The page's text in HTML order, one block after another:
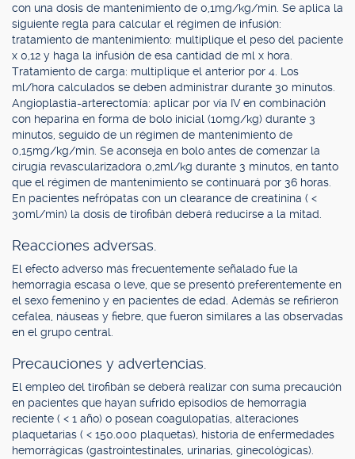
con una dosis de mantenimiento de 0,1mg/kg/min. Se aplica la
siguiente regla para calcular el régimen de infusión:
tratamiento de mantenimiento: multiplique el peso del paciente
x 0,12 y haga la infusión de esa cantidad de ml x hora.
Tratamiento de carga: multiplique el anterior por 4. Los
ml/hora calculados se deben administrar durante 30 minutos.
Angioplastia-arterectomía: aplicar por vía IV en combinación
con heparina en forma de bolo inicial (10mg/kg) durante 3
minutos, seguido de un régimen de mantenimiento de
0,15mg/kg/min. Se aconseja en bolo antes de comenzar la
cirugía revascularizadora 0,2ml/kg durante 3 minutos, en tanto
que el régimen de mantenimiento se continuará por 36 horas.
En pacientes nefrópatas con un clearance de creatinina ( <
30ml/min) la dosis de tirofibán deberá reducirse a la mitad.
Reacciones adversas.
El efecto adverso más frecuentemente señalado fue la
hemorragia escasa o leve, que se presentó preferentemente en
el sexo femenino y en pacientes de edad. Además se refirieron
cefalea, náuseas y fiebre, que fueron similares a las observadas
en el grupo central.
Precauciones y advertencias.
El empleo del tirofibán se deberá realizar con suma precaución
en pacientes que hayan sufrido episodios de hemorragia
reciente ( < 1 año) o posean coagulopatías, alteraciones
plaquetarias ( < 150.000 plaquetas), historia de enfermedades
hemorrágicas (gastrointestinales, urinarias, ginecológicas).